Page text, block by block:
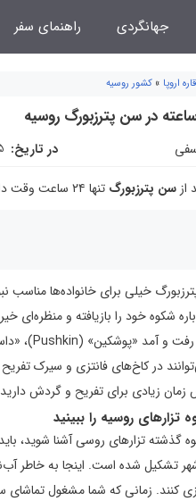
جهانگردی راهنمای سفر
قاره اروپا » کشور روسیه
در تاریخ:
از سن پترزبورگ تنها ۲۴ ساعت وقت دارید، مسیر سفرتان را به ما بسپارید تا تجربه‌ای غنی برایتان ترتیب دهیم.
خیلی برای خانواده‌ها مناسب
شکوه خود را بازیافته و منظره‌ای
در کاخ‌های فانتزی و سیرک
زیادی برای تفریح و گردش دارید.
روسیه را ببینید
گذشته تزارهای روسی آشنا شوید،
تشکیل شده است. اینجا به خاطر
بازی کنند. زمانی که شما مشغول